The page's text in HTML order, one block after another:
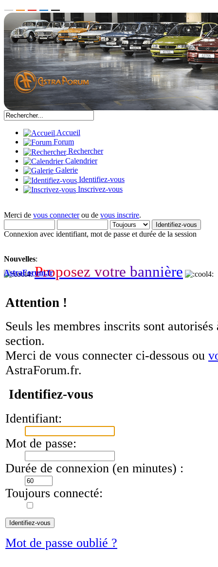
Accueil
Forum
Rechercher
Calendrier
Galerie
Identifiez-vous
Inscrivez-vous
Merci de vous connecterou de vous inscrire.
Connexion avec identifiant, mot de passe et durée de la session
Nouvelles:
Proposez votre bannière
AstraForum.fr
Attention !
Seuls les membres inscrits sont autorisés
section.
Merci de vous connecter ci-dessous ou
AstraForum.fr.
Identifiez-vous
Identifiant:
Mot de passe:
Durée de connexion (en minutes) :
Toujours connecté:
Mot de passe oublié ?